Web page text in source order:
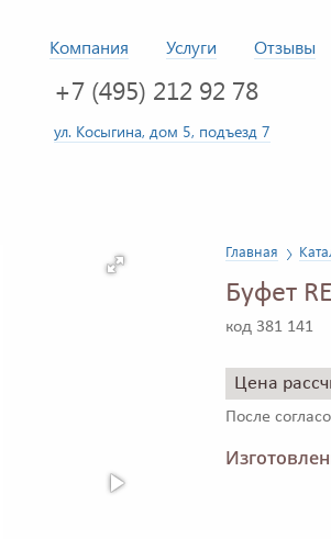
Компания Услуги Отзывы
+7 (495) 212 92 78
ул. Косыгина, дом 5, подъезд 7
Главная
Буфет
код 381 141
Цена
После